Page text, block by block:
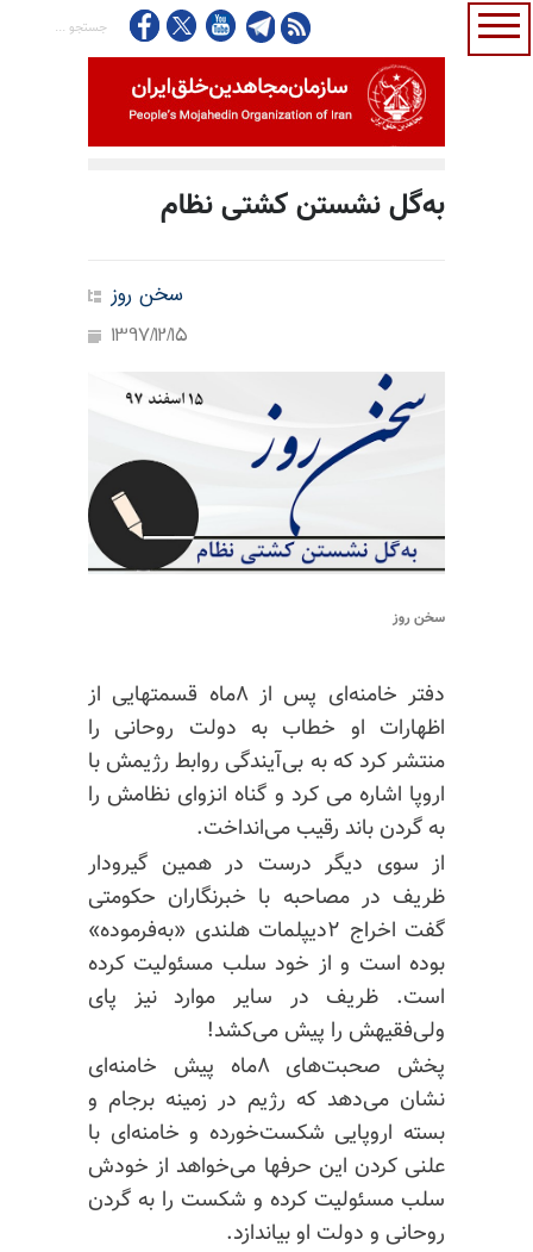
به‌گل نشستن کشتی نظام
سخن روز
1397/12/15
سخن روز
دفتر خامنه‌ای پس از ۸ماه قسمتهایی از
اظهارات او خطاب به دولت روحانی را
منتشر کرد که به بی‌آیندگی روابط رژیمش با
اروپا اشاره می‌ کرد و گناه انزوای نظامش را
به گردن باند رقیب می‌انداخت.
از سوی دیگر درست در همین گیرودار
ظریف در مصاحبه با خبرنگاران حکومتی
گفت اخراج ۲دیپلمات هلندی «به‌فرموده»
بوده است و از خود سلب مسئولیت کرده
است. ظریف در سایر موارد نیز پای
ولی‌فقیهش را پیش‌ می‌کشد!
پخش صحبت‌های ۸ماه پیش خامنه‌ای
نشان می‌دهد که رژیم در زمینه برجام و
بسته اروپایی شکست‌خورده و خامنه‌ای با
علنی کردن این حرفها می‌خواهد از خودش
سلب مسئولیت کرده و شکست را به گردن
روحانی و دولت او بیاندازد.